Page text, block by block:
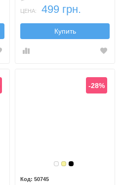
ЦЕНА: 499 грн.
Купить
Белый
Золотой
Черный
-28%
50745